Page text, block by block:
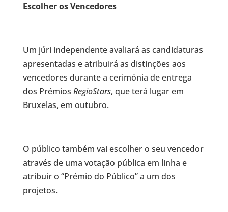
Escolher os Vencedores
Um júri independente avaliará as candidaturas
apresentadas e atribuirá as distinções aos
vencedores durante a cerimónia de entrega
dos Prémios RegioStars, que terá lugar em
Bruxelas, em outubro.
O público também vai escolher o seu vencedor
através de uma votação pública em linha e
atribuir o “Prémio do Público” a um dos
projetos.